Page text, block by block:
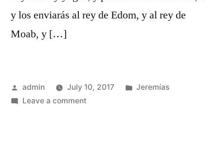
y los enviarás al rey de Edom, y al rey de
Moab, y […]
Posted
by
admin July 10, 2017
Posted
Jeremías
Leave a commenton